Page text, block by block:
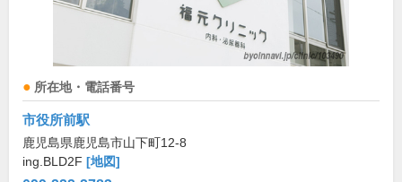
所在地・電話番号
市役所前駅
鹿児島県鹿児島市山下町12-8
ing.BLD2F [地図]